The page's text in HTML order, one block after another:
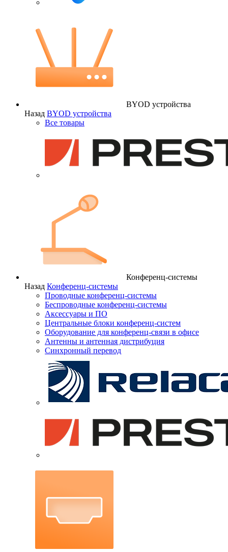
BYOD устройства
Назад BYOD устройства
Все товары
Конференц-системы
Назад Конференц-системы
Проводные конференц-системы
Беспроводные конференц-системы
Аксессуары и ПО
Центральные блоки конференц-систем
Оборудование для конференц-связи в офисе
Антенны и антенная дистрибуция
Синхронный перевод